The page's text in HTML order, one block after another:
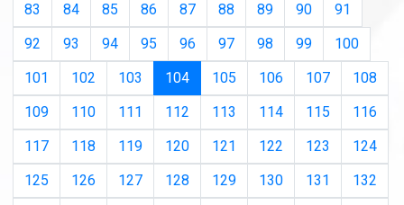
83
84 85 86 87 88 89 90
91
92
93 94 95 96 97 98 99
100
101
102 103 104(current)
105 106 107
108
109
110 111 112 113 114 115
116
117
118 119 120 121 122 123
124
125
126 127 128 129 130 131
132